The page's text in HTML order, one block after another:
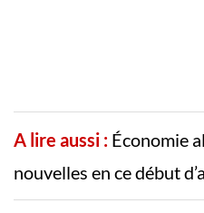
A lire aussi : Économie
nouvelles en ce début